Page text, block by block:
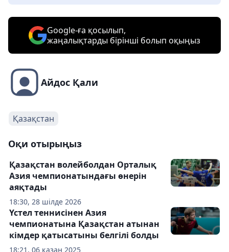
Google-ға қосылып,
жаңалықтарды бірінші болып оқыңыз
Айдос Қали
Қазақстан
Оқи отырыңыз
18:30, 28 шілде 2026
Қазақстан волейболдан Орталық
Азия чемпионатындағы өнерін
аяқтады
18:21, 06 қазан 2025
Үстел теннисінен Азия
чемпионатына Қазақстан атынан
кімдер қатысатыны белгілі болды